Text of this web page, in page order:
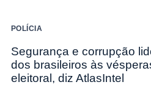
POLÍCIA
Segurança e corrupção
dos brasileiros às
eleitoral, diz AtlasIntel